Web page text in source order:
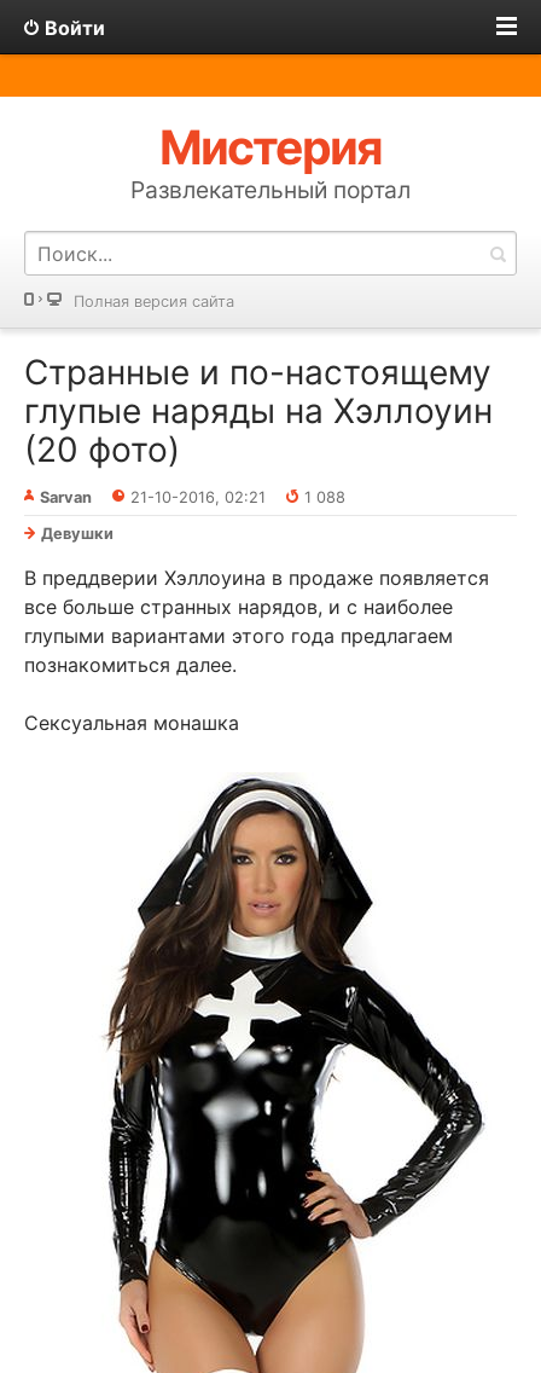
Войти
Мистерия
Развлекательный портал
Полная версия сайта
Странные и по-настоящему
глупые наряды на Хэллоуин
(20 фото)
Sarvan 21-10-2016, 02:21
1 088
Девушки
В преддверии Хэллоуина в продаже появляется
все больше странных нарядов, и с наиболее
глупыми вариантами этого года предлагаем
познакомиться далее.
Сексуальная монашка